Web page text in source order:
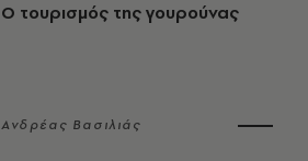
Ο τουρισμός της γουρούνας
Ανδρέας Βασιλιάς